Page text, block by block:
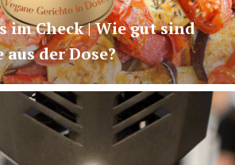
im Check | Wie gut sind
der Dose?